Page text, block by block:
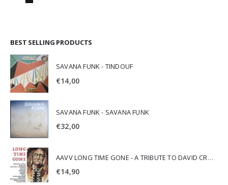
BEST SELLING PRODUCTS
SAVANA FUNK - TINDOUF
€14,00
SAVANA FUNK - SAVANA FUNK
€32,00
AAVV LONG TIME GONE - A TRIBUTE TO DAVID CROSBY
€14,90